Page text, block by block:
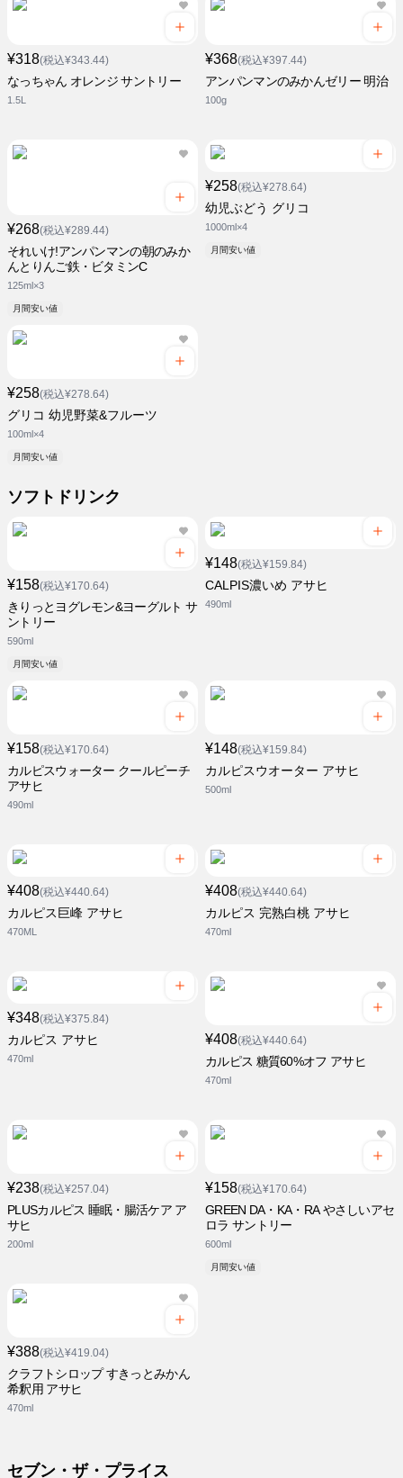
¥318(税込¥343.44)
なっちゃん オレンジ サントリー
1.5L
¥368(税込¥397.44)
アンパンマンのみかんゼリー 明治
100g
¥268(税込¥289.44)
それいけ!アンパンマンの朝のみか
んとりんご鉄・ビタミンC
125ml×3
月間安い値
¥258(税込¥278.64)
幼児ぶどう グリコ
1000ml×4
月間安い値
¥258(税込¥278.64)
グリコ 幼児野菜&フルーツ
100ml×4
月間安い値
ソフトドリンク
¥158(税込¥170.64)
きりっとヨグレモン&ヨーグルト サ
ントリー
590ml
月間安い値
¥148(税込¥159.84)
CALPIS濃いめ アサヒ
490ml
¥158(税込¥170.64)
カルピスウォーター クールピーチ
アサヒ
490ml
¥148(税込¥159.84)
カルピスウオーター アサヒ
500ml
¥408(税込¥440.64)
カルピス巨峰 アサヒ
470ML
¥408(税込¥440.64)
カルピス 完熟白桃 アサヒ
470ml
¥348(税込¥375.84)
カルピス アサヒ
470ml
¥408(税込¥440.64)
カルピス 糖質60%オフ アサヒ
470ml
¥238(税込¥257.04)
PLUSカルピス 睡眠・腸活ケア ア
サヒ
200ml
¥158(税込¥170.64)
GREEN DA・KA・RA やさしいアセ
ロラ サントリー
600ml
月間安い値
¥388(税込¥419.04)
クラフトシロップ すきっとみかん
希釈用 アサヒ
470ml
セブン・ザ・プライス